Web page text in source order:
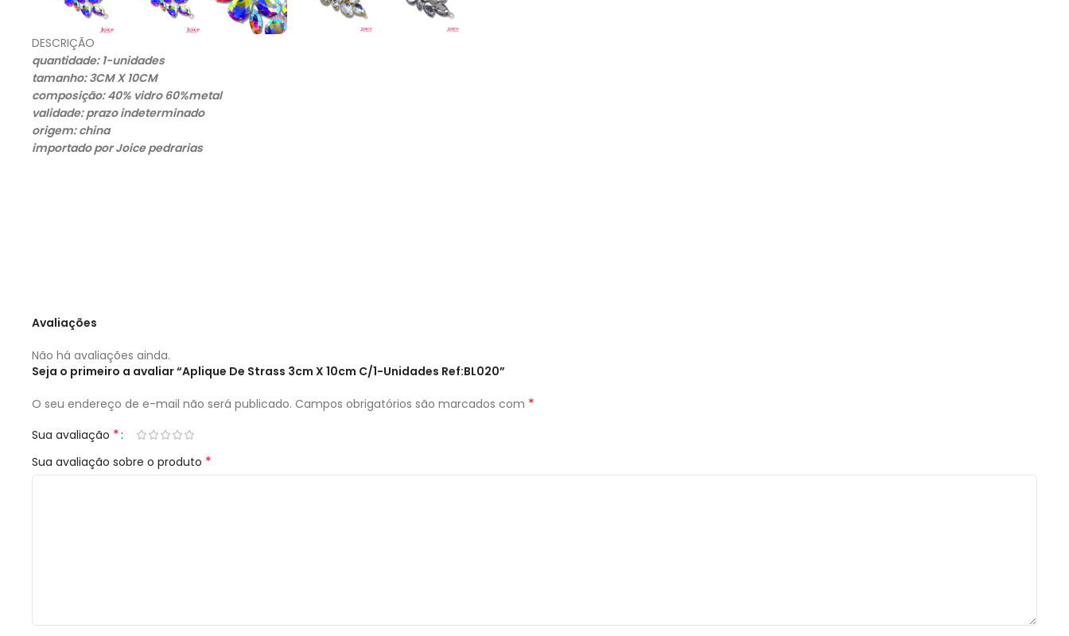
DESCRIÇÃO
quantidade: 1-unidades
tamanho: 3CM X 10CM
composição: 40% vidro 60%metal
validade: prazo indeterminado
origem: china
importado por Joice pedrarias
Avaliações
Não há avaliações ainda.
Seja o primeiro a avaliar “Aplique De Strass 3cm X 10cm C/1-Unidades Ref:BL020”
O seu endereço de e-mail não será publicado. Campos obrigatórios são marcados com *
Sua avaliação *
Sua avaliação sobre o produto *